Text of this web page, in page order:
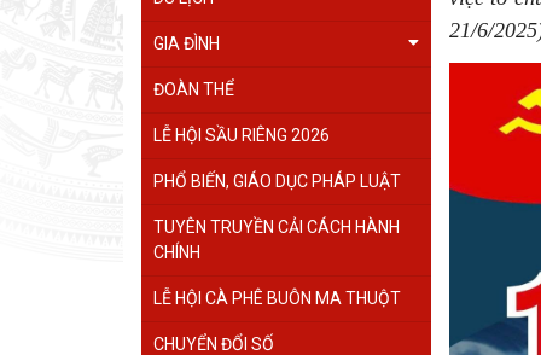
GIA ĐÌNH
ĐOÀN THỂ
LỄ HỘI SẦU RIÊNG 2026
PHỔ BIẾN, GIÁO DỤC PHÁP LUẬT
TUYÊN TRUYỀN CẢI CÁCH HÀNH
CHÍNH
LỄ HỘI CÀ PHÊ BUÔN MA THUỘT
CHUYỂN ĐỔI SỐ
21/6/